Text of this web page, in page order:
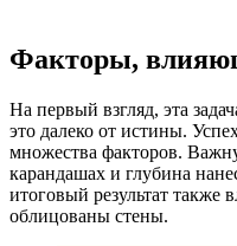
Факторы,
На первый взгляд, эта
это далеко от истины.
множества факторов.
карандашах и глубина
итоговый результат также
облицованы стены.